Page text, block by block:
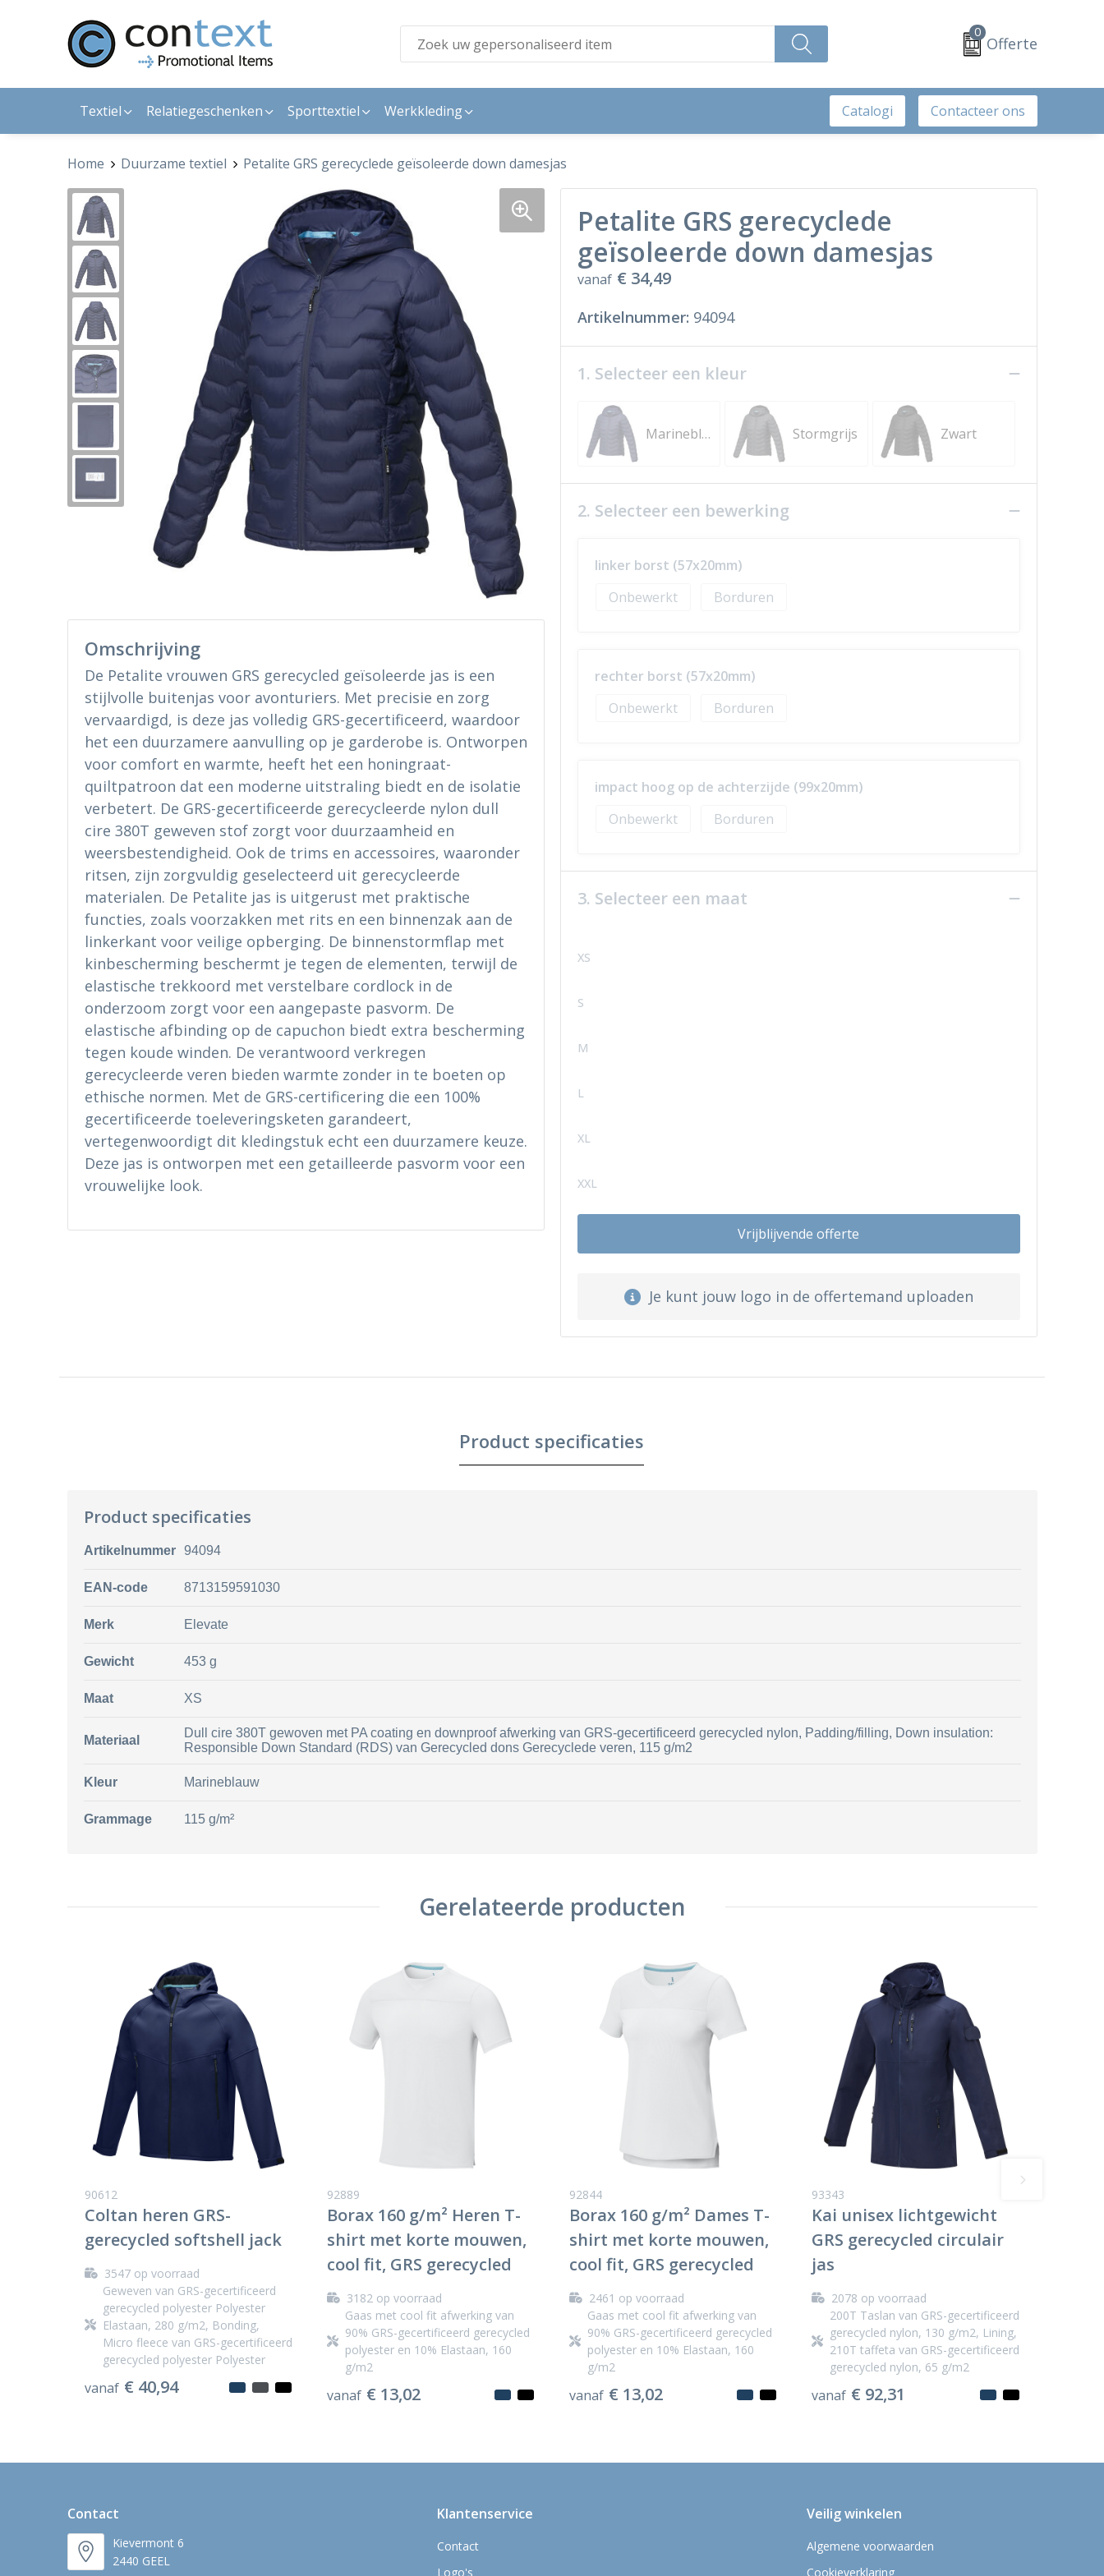
0
Offerte
Textiel Relatiegeschenken Sporttextiel Werkkleding Catalogi Contacteer ons
Home Duurzame textiel Petalite GRS gerecyclede geïsoleerde down damesjas
Omschrijving
De Petalite vrouwen GRS gerecycled geïsoleerde jas is een
stijlvolle buitenjas voor avonturiers. Met precisie en zorg
vervaardigd, is deze jas volledig GRS-gecertificeerd, waardoor
het een duurzamere aanvulling op je garderobe is. Ontworpen
voor comfort en warmte, heeft het een honingraat-
quiltpatroon dat een moderne uitstraling biedt en de isolatie
verbetert. De GRS-gecertificeerde gerecycleerde nylon dull
cire 380T geweven stof zorgt voor duurzaamheid en
weersbestendigheid. Ook de trims en accessoires, waaronder
ritsen, zijn zorgvuldig geselecteerd uit gerecycleerde
materialen. De Petalite jas is uitgerust met praktische
functies, zoals voorzakken met rits en een binnenzak aan de
linkerkant voor veilige opberging. De binnenstormflap met
kinbescherming beschermt je tegen de elementen, terwijl de
elastische trekkoord met verstelbare cordlock in de
onderzoom zorgt voor een aangepaste pasvorm. De
elastische afbinding op de capuchon biedt extra bescherming
tegen koude winden. De verantwoord verkregen
gerecycleerde veren bieden warmte zonder in te boeten op
ethische normen. Met de GRS-certificering die een 100%
gecertificeerde toeleveringsketen garandeert,
vertegenwoordigt dit kledingstuk echt een duurzamere keuze.
Deze jas is ontworpen met een getailleerde pasvorm voor een
vrouwelijke look.
Petalite GRS gerecyclede
geïsoleerde down damesjas
vanaf € 34,49
Artikelnummer: 94094
1. Selecteer een kleur
Marineblauw Stormgrijs Zwart
2. Selecteer een bewerking
linker borst (57x20mm)
Onbewerkt
Borduren
rechter borst (57x20mm)
Onbewerkt
Borduren
impact hoog op de achterzijde (99x20mm)
Onbewerkt
Borduren
3. Selecteer een maat
XS
S
M
L
XL
XXL
Vrijblijvende offerte
Je kunt jouw logo in de offertemand uploaden
Product specificaties
Product specificaties
Artikelnummer 94094
EAN-code 8713159591030
Merk Elevate
Gewicht 453 g
Maat XS
Materiaal
Dull cire 380T gewoven met PA coating en downproof afwerking van GRS-gecertificeerd gerecycled nylon, Padding/filling, Down insulation:
Responsible Down Standard (RDS) van Gerecycled dons Gerecyclede veren, 115 g/m2
Kleur Marineblauw
Grammage 115 g/m²
Gerelateerde producten
90612
Coltan heren GRS-
gerecycled softshell jack
3547op voorraad
Geweven van GRS-gecertificeerd
gerecycled polyester Polyester
Elastaan, 280 g/m2, Bonding,
Micro fleece van GRS-gecertificeerd
gerecycled polyester Polyester
vanaf € 40,94
92889
Borax 160 g/m² Heren T-
shirt met korte mouwen,
cool fit, GRS gerecycled
3182op voorraad
Gaas met cool fit afwerking van
90% GRS-gecertificeerd gerecycled
polyester en 10% Elastaan, 160
g/m2
vanaf € 13,02
92844
Borax 160 g/m² Dames T-
shirt met korte mouwen,
cool fit, GRS gerecycled
2461 op voorraad
Gaas met cool fit afwerking van
90% GRS-gecertificeerd gerecycled
polyester en 10% Elastaan, 160
g/m2
vanaf € 13,02
93343
Kai unisex lichtgewicht
GRS gerecycled circulair
jas
2078 op voorraad
200T Taslan van GRS-gecertificeerd
gerecycled nylon, 130 g/m2, Lining,
210T taffeta van GRS-gecertificeerd
gerecycled nylon, 65 g/m2
vanaf € 92,31
Contact
Kievermont 6
2440 GEEL
Klantenservice
Contact
Logo's
Veilig winkelen
Algemene voorwaarden
Cookieverklaring